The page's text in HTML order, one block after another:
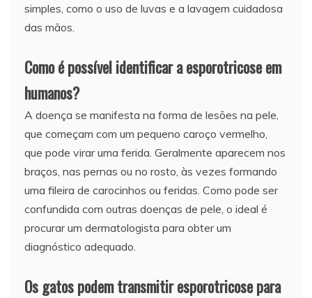
simples, como o uso de luvas e a lavagem cuidadosa
das mãos.
Como é possível identificar a esporotricose em
humanos?
A doença se manifesta na forma de lesões na pele,
que começam com um pequeno caroço vermelho,
que pode virar uma ferida. Geralmente aparecem nos
braços, nas pernas ou no rosto, às vezes formando
uma fileira de carocinhos ou feridas. Como pode ser
confundida com outras doenças de pele, o ideal é
procurar um dermatologista para obter um
diagnóstico adequado.
Os gatos podem transmitir esporotricose para